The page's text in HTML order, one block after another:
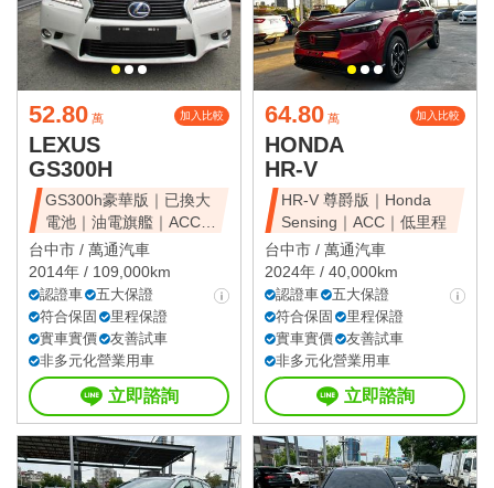
52.80 萬 加入比較
LEXUS
GS300H
GS300h豪華版｜已換大
電池｜油電旗艦｜ACC｜
天窗豪華房
台中市 / 萬通汽車
2014年 / 109,000km
認證車
五大保證
符合保固
里程保證
實車實價
友善試車
非多元化營業用車
立即諮詢
64.80 萬 加入比較
HONDA
HR-V
HR-V 尊爵版｜Honda
Sensing｜ACC｜低里程
台中市 / 萬通汽車
2024年 / 40,000km
認證車
五大保證
符合保固
里程保證
實車實價
友善試車
非多元化營業用車
立即諮詢